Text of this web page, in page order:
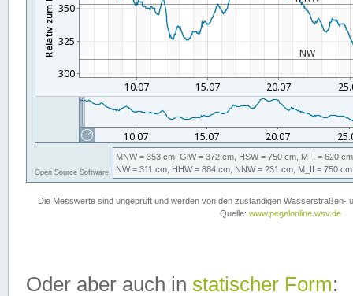
Oder aber auch in statischer Form: